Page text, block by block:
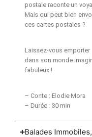
postale raconte un
Mais qui peut bien
ces cartes postales ?
Laissez-vous emporter
dans son monde
fabuleux !
– Conte : Elodie Mora
– Durée : 30 min
Balades